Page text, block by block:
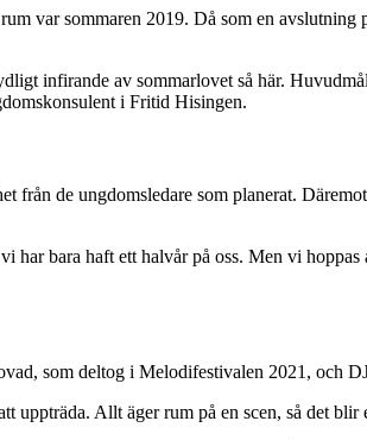
var sommaren 2019. Då som en
infirande av sommarlovet så här.
i Fritid Hisingen.
de ungdomsledare som planerat.
bara haft ett halvår på oss. Men vi
som deltog i Melodifestivalen 2021, och
Allt äger rum på en scen, så det blir